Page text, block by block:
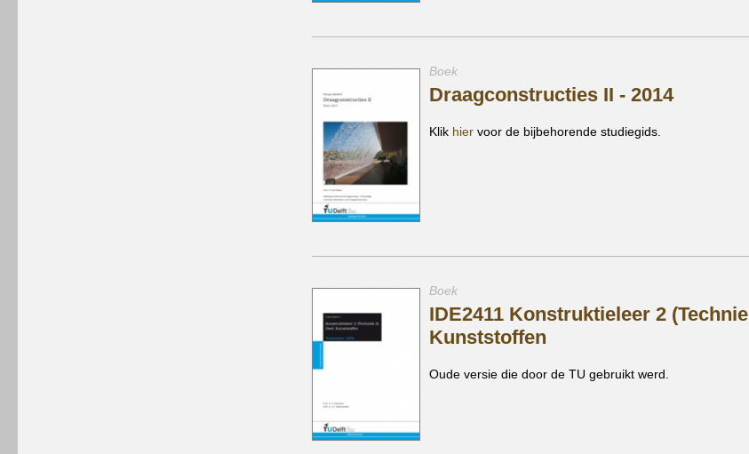
Boek
Draagconstructies II - 2014
Klik hier voor de bijbehorende studiegids.
Boek
IDE2411 Konstruktieleer 2
Kunststoffen
Oude versie die door de TU gebruikt werd.